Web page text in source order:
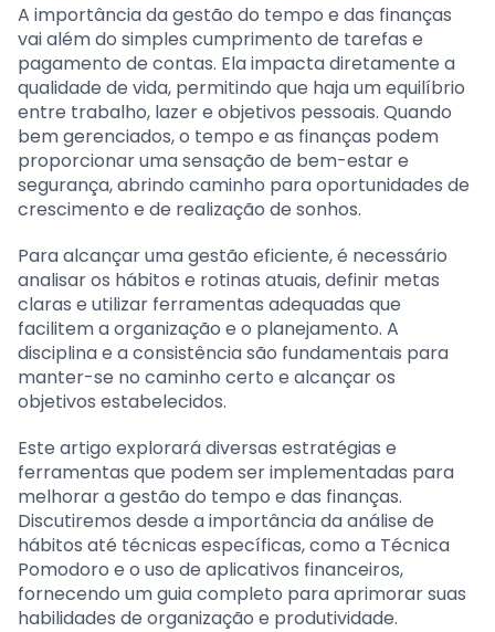
A importância da gestão do tempo e das finanças
vai além do simples cumprimento de tarefas e
pagamento de contas. Ela impacta diretamente a
qualidade de vida, permitindo que haja um equilíbrio
entre trabalho, lazer e objetivos pessoais. Quando
bem gerenciados, o tempo e as finanças podem
proporcionar uma sensação de bem-estar e
segurança, abrindo caminho para oportunidades de
crescimento e de realização de sonhos.
Para alcançar uma gestão eficiente, é necessário
analisar os hábitos e rotinas atuais, definir metas
claras e utilizar ferramentas adequadas que
facilitem a organização e o planejamento. A
disciplina e a consistência são fundamentais para
manter-se no caminho certo e alcançar os
objetivos estabelecidos.
Este artigo explorará diversas estratégias e
ferramentas que podem ser implementadas para
melhorar a gestão do tempo e das finanças.
Discutiremos desde a importância da análise de
hábitos até técnicas específicas, como a Técnica
Pomodoro e o uso de aplicativos financeiros,
fornecendo um guia completo para aprimorar suas
habilidades de organização e produtividade.